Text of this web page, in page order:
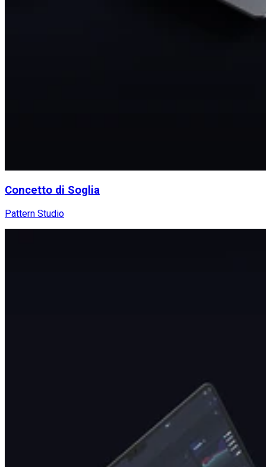
Concetto di Soglia
Pattern Studio